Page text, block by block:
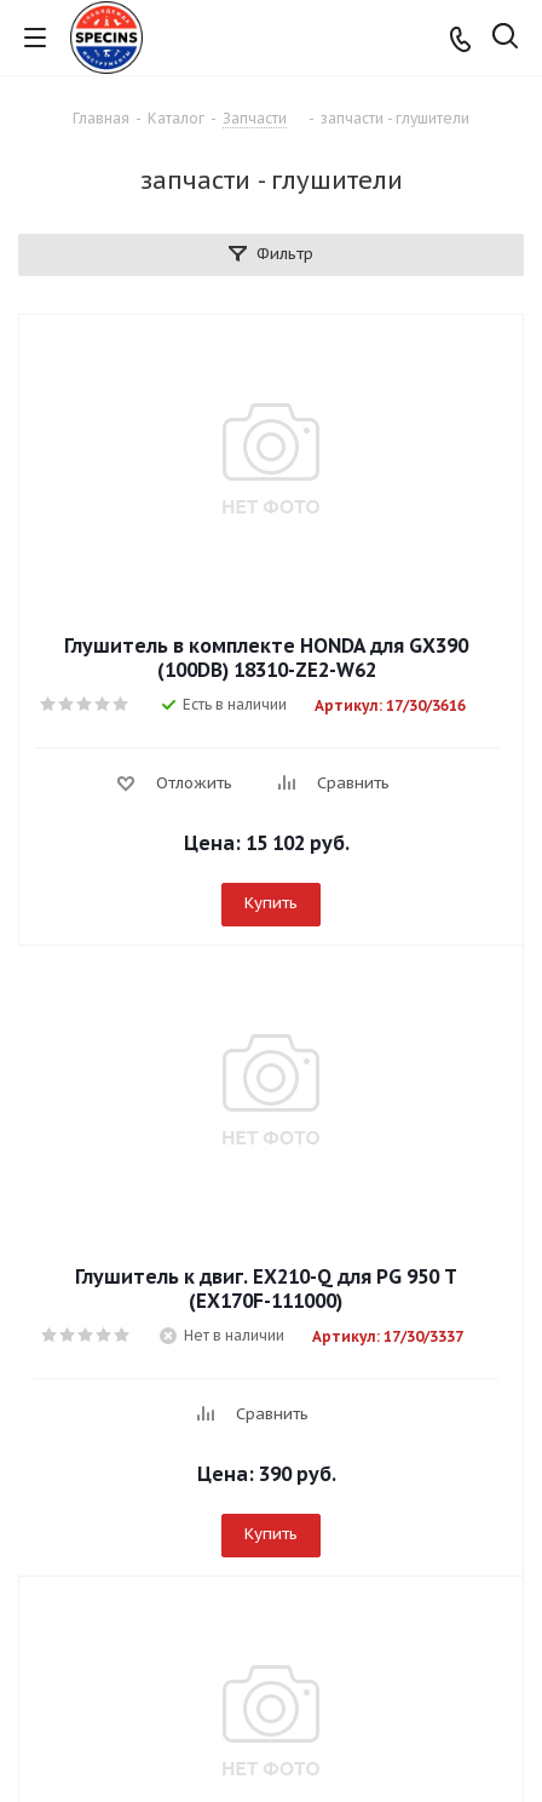
Главная - Каталог - Запчасти - запчасти - глушители
запчасти - глушители
Фильтр
Глушитель в комплекте HONDA для GX390
(100DB) 18310-ZE2-W62
Есть в наличии Артикул: 17/30/3616
Отложить Сравнить
Цена: 15 102 руб.
Купить
Глушитель к двиг. EX210-Q для PG 950 T
(ЕХ170F-111000)
Нет в наличии Артикул: 17/30/3337
Сравнить
Цена: 390 руб.
Купить